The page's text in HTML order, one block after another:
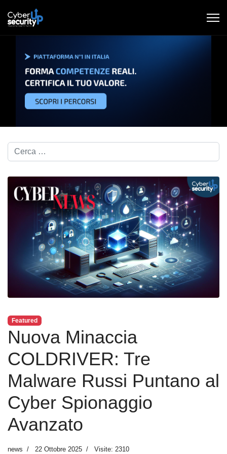
Cerca nel blog...
Featured
Nuova Minaccia
COLDRIVER: Tre
Malware Russi Puntano al
Cyber Spionaggio
Avanzato
news 22 Ottobre 2025 Visite: 2310